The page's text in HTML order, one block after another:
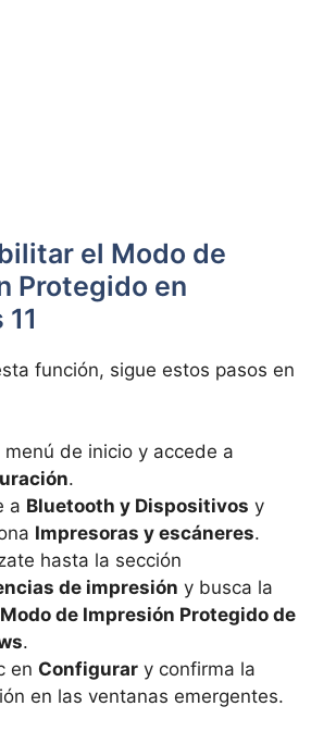
el Modo de
Protegido en
función, sigue estos pasos en
de inicio y accede a
.
a Bluetooth y Dispositivos y
Impresoras y escáneres.
hasta la sección
de impresión y busca la
Modo de Impresión Protegido de
.
en Configurar y confirma la
en las ventanas emergentes.